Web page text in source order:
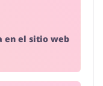
en el sitio web